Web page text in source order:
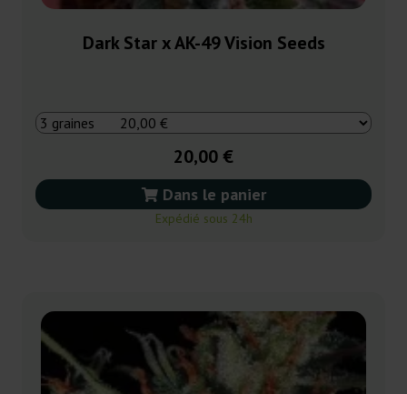
Dark Star x AK-49 Vision Seeds
20,00 €
Dans le panier
Expédié sous 24h